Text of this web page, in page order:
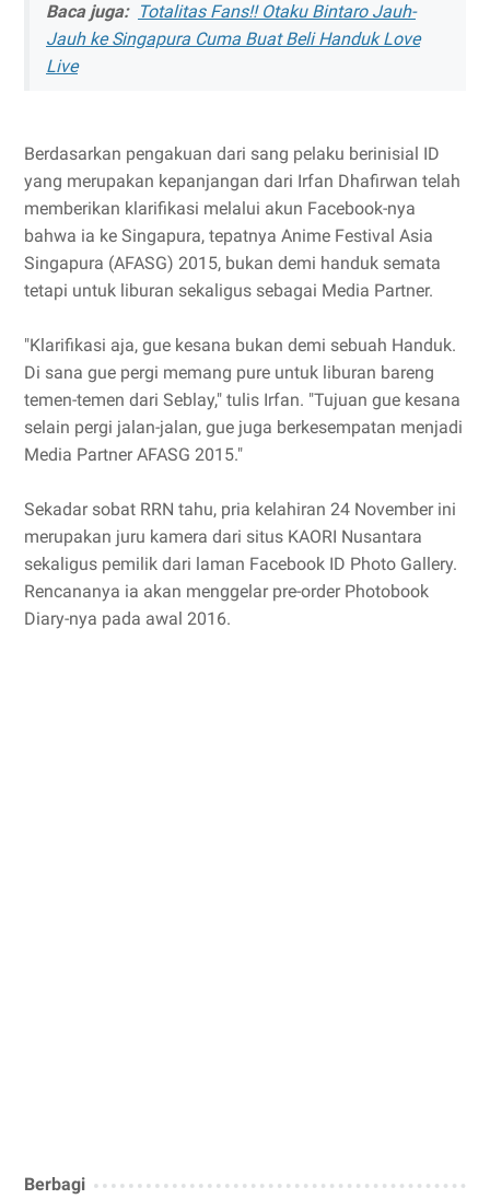
Baca juga: Totalitas Fans!! Otaku Bintaro Jauh-
Jauh ke Singapura Cuma Buat Beli Handuk Love
Live
Berdasarkan pengakuan dari sang pelaku berinisial ID
yang merupakan kepanjangan dari Irfan Dhafirwan telah
memberikan klarifikasi melalui akun Facebook-nya
bahwa ia ke Singapura, tepatnya Anime Festival Asia
Singapura (AFASG) 2015, bukan demi handuk semata
tetapi untuk liburan sekaligus sebagai Media Partner.
"Klarifikasi aja, gue kesana bukan demi sebuah Handuk.
Di sana gue pergi memang pure untuk liburan bareng
temen-temen dari Seblay," tulis Irfan. "Tujuan gue kesana
selain pergi jalan-jalan, gue juga berkesempatan menjadi
Media Partner AFASG 2015."
Sekadar sobat RRN tahu, pria kelahiran 24 November ini
merupakan juru kamera dari situs KAORI Nusantara
sekaligus pemilik dari laman Facebook ID Photo Gallery.
Rencananya ia akan menggelar pre-order Photobook
Diary-nya pada awal 2016.
Berbagi